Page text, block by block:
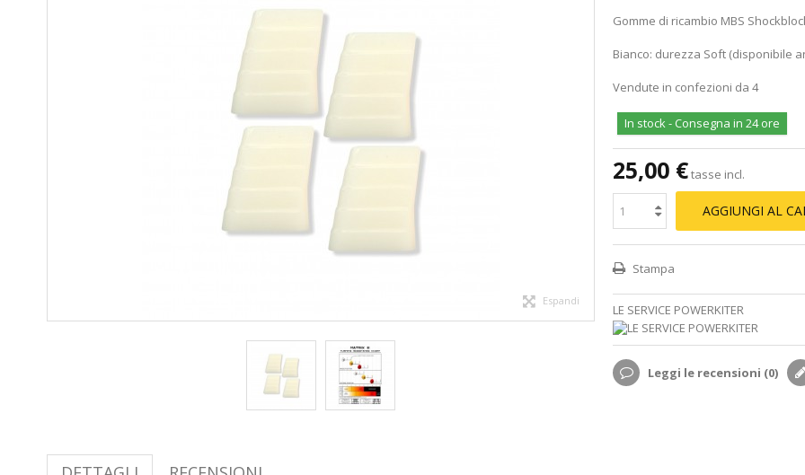
Espandi
Gomme di ricambio MBS
Bianco: durezza Soft (disponibile
Vendute in confezioni da 4
In stock - Consegna in 24 ore
25,00 €tasse incl.
AGGIUNGI AL
Stampa
LE SERVICE POWERKITER
Leggi le recensioni (0)